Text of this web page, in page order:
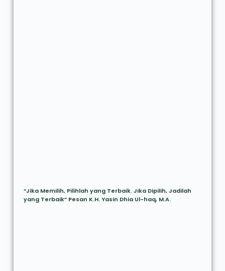
“Jika Memilih, Pilihlah yang Terbaik. Jika Dipilih, Jadilah
yang Terbaik” Pesan K.H. Yasin Dhia Ul-haq, M.A.